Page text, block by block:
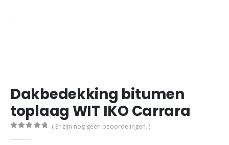
Dakbedekking bitumen
toplaag WIT IKO Carrara
( Er zijn nog geen beoordelingen. )